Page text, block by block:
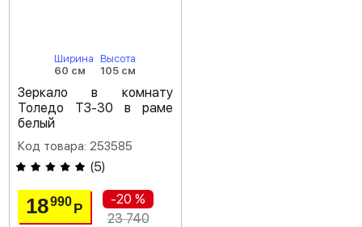
Ширина
60 см
Высота
105 см
Зеркало в комнату
Толедо ТЗ-30 в раме
белый
Код товара: 253585
(5)
18990Р
-20 %
23 740